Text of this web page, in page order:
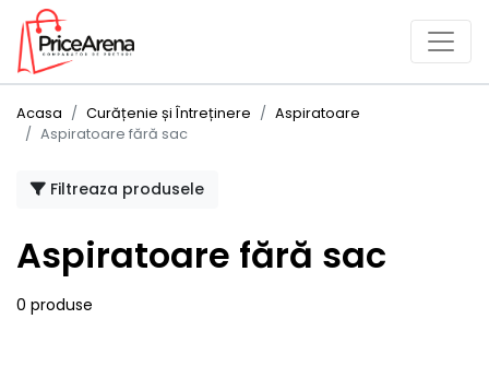
Acasa Curățenie și Întreținere
Aspiratoare
Aspiratoare fără sac
Filtreaza produsele
Aspiratoare fără sac
0 produse